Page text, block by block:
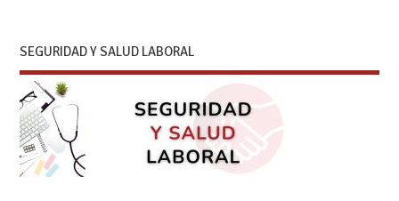
SEGURIDAD Y SALUD LABORAL